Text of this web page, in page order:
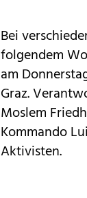
Bei
folgendem
am
Graz.
Moslem
Kommando
Aktivisten.